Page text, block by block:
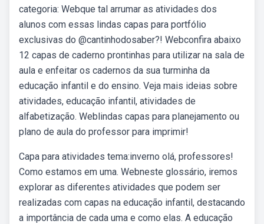
categoria: Webque tal arrumar as atividades dos
alunos com essas lindas capas para portfólio
exclusivas do @cantinhodosaber?! Webconfira abaixo
12 capas de caderno prontinhas para utilizar na sala de
aula e enfeitar os cadernos da sua turminha da
educação infantil e do ensino. Veja mais ideias sobre
atividades, educação infantil, atividades de
alfabetização. Weblindas capas para planejamento ou
plano de aula do professor para imprimir!
Capa para atividades tema:inverno olá, professores!
Como estamos em uma. Webneste glossário, iremos
explorar as diferentes atividades que podem ser
realizadas com capas na educação infantil, destacando
a importância de cada uma e como elas. A educação